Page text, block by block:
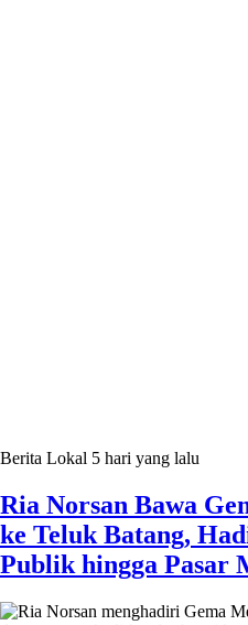
Berita Lokal 5 hari yang lalu
Ria Norsan Bawa
ke Teluk Batang,
Publik hingga Pasar